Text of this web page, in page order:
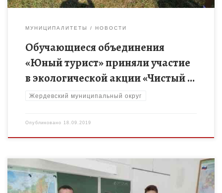
МУНИЦИПАЛИТЕТЫ НОВОСТИ
Обучающиеся объединения
«Юный турист» приняли участие
в экологической акции «Чистый …
Жердевский муниципальный округ
Опубликовано 18.09.2019